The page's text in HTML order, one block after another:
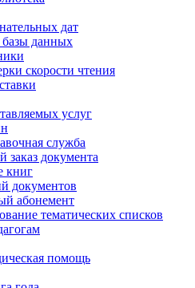
дат
данных
скорости чтения
услуг
служба
заказ документа
книг
документов
абонемент
тематических списков
помощь